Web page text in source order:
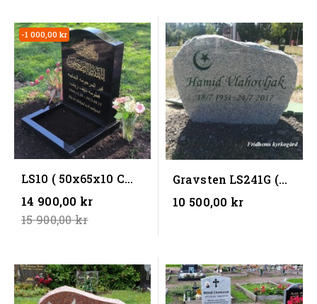
-1 000,00 kr
LS10 ( 50x65x10 CM )
(BxHxD) + Blomlist
(...
14 900,00 krRegular
15 900,00 kr
Gravsten LS241G (
60x45x10) (BxHxD)
10 500,00 kr